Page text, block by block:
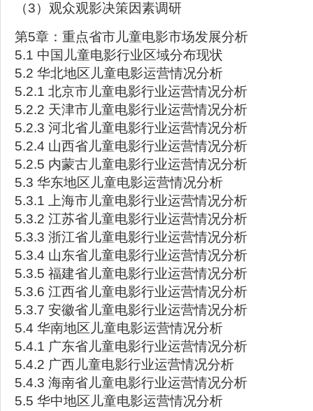
（3）观众观影决策因素调研
第5章：重点省市儿童电影市场发展分析
5.1 中国儿童电影行业区域分布现状
5.2 华北地区儿童电影运营情况分析
5.2.1 北京市儿童电影行业运营情况分析
5.2.2 天津市儿童电影行业运营情况分析
5.2.3 河北省儿童电影行业运营情况分析
5.2.4 山西省儿童电影行业运营情况分析
5.2.5 内蒙古儿童电影行业运营情况分析
5.3 华东地区儿童电影运营情况分析
5.3.1 上海市儿童电影行业运营情况分析
5.3.2 江苏省儿童电影行业运营情况分析
5.3.3 浙江省儿童电影行业运营情况分析
5.3.4 山东省儿童电影行业运营情况分析
5.3.5 福建省儿童电影行业运营情况分析
5.3.6 江西省儿童电影行业运营情况分析
5.3.7 安徽省儿童电影行业运营情况分析
5.4 华南地区儿童电影运营情况分析
5.4.1 广东省儿童电影行业运营情况分析
5.4.2 广西儿童电影行业运营情况分析
5.4.3 海南省儿童电影行业运营情况分析
5.5 华中地区儿童电影运营情况分析